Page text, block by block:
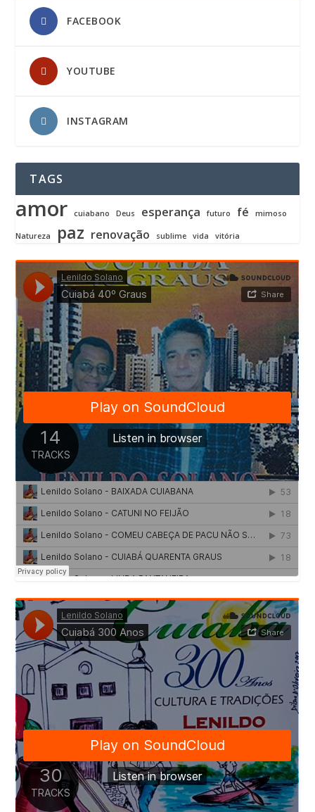
FACEBOOK
YOUTUBE
INSTAGRAM
TAGS
amor cuiabano Deus esperança futuro fé mimoso
Natureza paz renovação sublime vida vitória